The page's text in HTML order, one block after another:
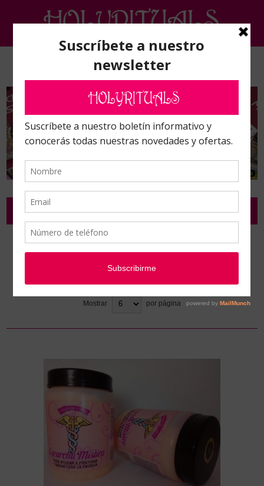
SALES DE BAÑO
Inicio / Baños, Sales de baño y jabones legítimos / Sales de baño
Mostrar por página